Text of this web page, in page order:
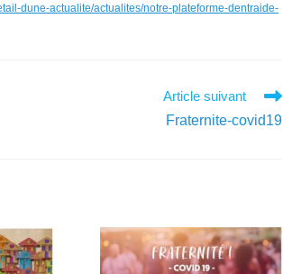
dune-actualite/actualites/notre-plateforme-dentraide-
Article suivant
Fraternite-covid19